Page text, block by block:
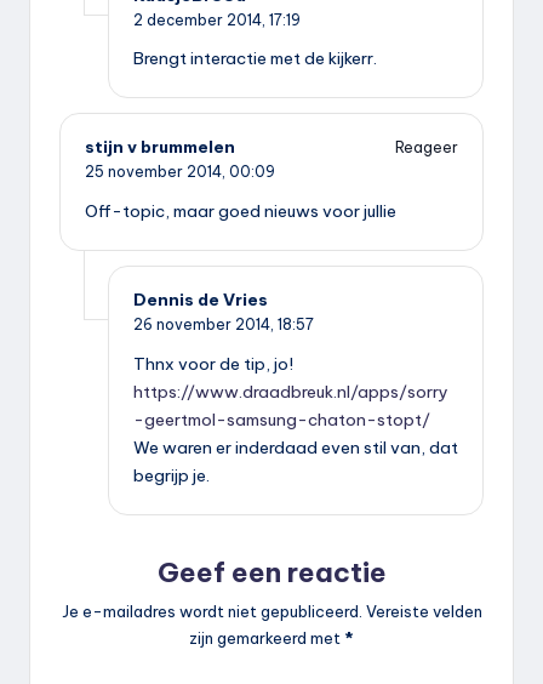
2 december 2014, 17:19
Brengt interactie met de kijkerr.
stijn v brummelen
Reageer
25 november 2014, 00:09
Off-topic, maar goed nieuws voor jullie
Dennis de Vries
26 november 2014, 18:57
Thnx voor de tip, jo!
https://www.draadbreuk.nl/apps/sorry
-geertmol-samsung-chaton-stopt/
We waren er inderdaad even stil van, dat
begrijp je.
Geef een reactie
Je e-mailadres wordt niet gepubliceerd. Vereiste velden
zijn gemarkeerd met *